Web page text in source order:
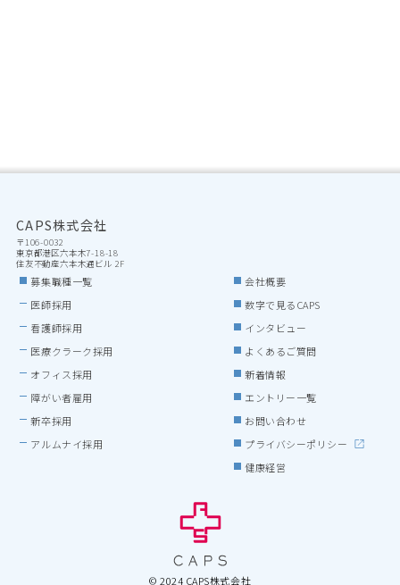
CAPS株式会社
〒106-0032
東京都港区六本木7-18-18
住友不動産六本木通ビル 2F
募集職種一覧
医師採用
看護師採用
医療クラーク採用
オフィス採用
障がい者雇用
新卒採用
アルムナイ採用
会社概要
数字で見るCAPS
インタビュー
よくあるご質問
新着情報
エントリー一覧
お問い合わせ
プライバシーポリシー
健康経営
© 2024 CAPS株式会社